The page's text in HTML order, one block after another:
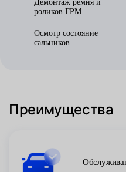
Демонтаж ремня и
роликов ГРМ
Осмотр состояние
сальников
Преимущества